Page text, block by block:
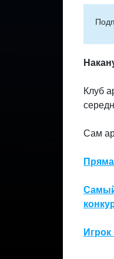
Клуб
Сам
Самый